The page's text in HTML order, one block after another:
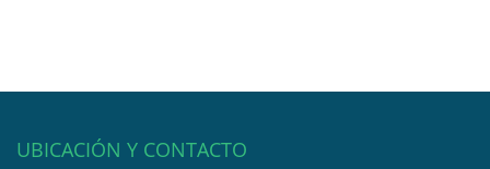
UBICACIÓN Y CONTACTO